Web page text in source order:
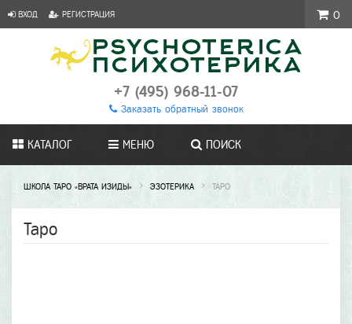
ВХОД РЕГИСТРАЦИЯ
+7 (495) 968-11-07
Заказать обратный звонок
КАТАЛОГ МЕНЮ ПОИСК
ШКОЛА ТАРО «ВРАТА ИЗИДЫ» ЭЗОТЕРИКА ТАРО
Таро
0